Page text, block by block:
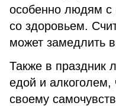
особенно людям с
со здоровьем.
может замедлить
Также в праздник
едой и алкоголем,
своему